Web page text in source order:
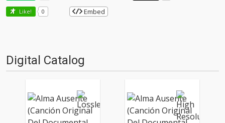
Like! 0 Embed
Digital Catalog